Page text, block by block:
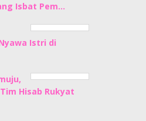
Isbat Pem…
Istri di
Hisab Rukyat